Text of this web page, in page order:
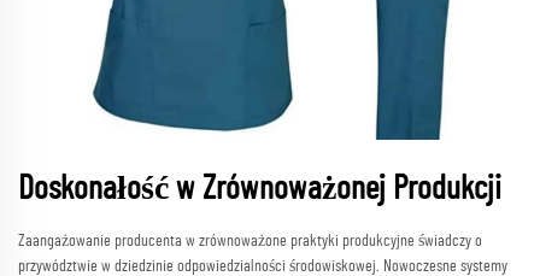
Doskonałość w Zrównoważonej Produkcji
Zaangażowanie producenta w zrównoważone praktyki produkcyjne świadczy o
przywództwie w dziedzinie odpowiedzialności środowiskowej. Nowoczesne systemy